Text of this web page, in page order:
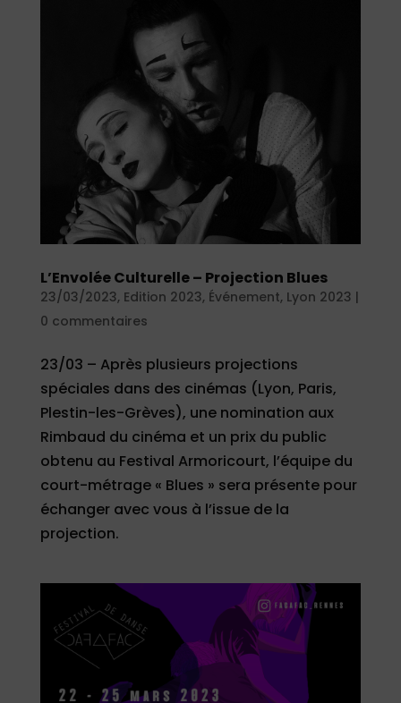
L’Envolée Culturelle – Projection Blues
23/03/2023, Edition 2023, Événement, Lyon 2023 |
0 commentaires
23/03 – Après plusieurs projections
spéciales dans des cinémas (Lyon, Paris,
Plestin-les-Grèves), une nomination aux
Rimbaud du cinéma et un prix du public
obtenu au Festival Armoricourt, l’équipe du
court-métrage « Blues » sera présente pour
échanger avec vous à l’issue de la
projection.